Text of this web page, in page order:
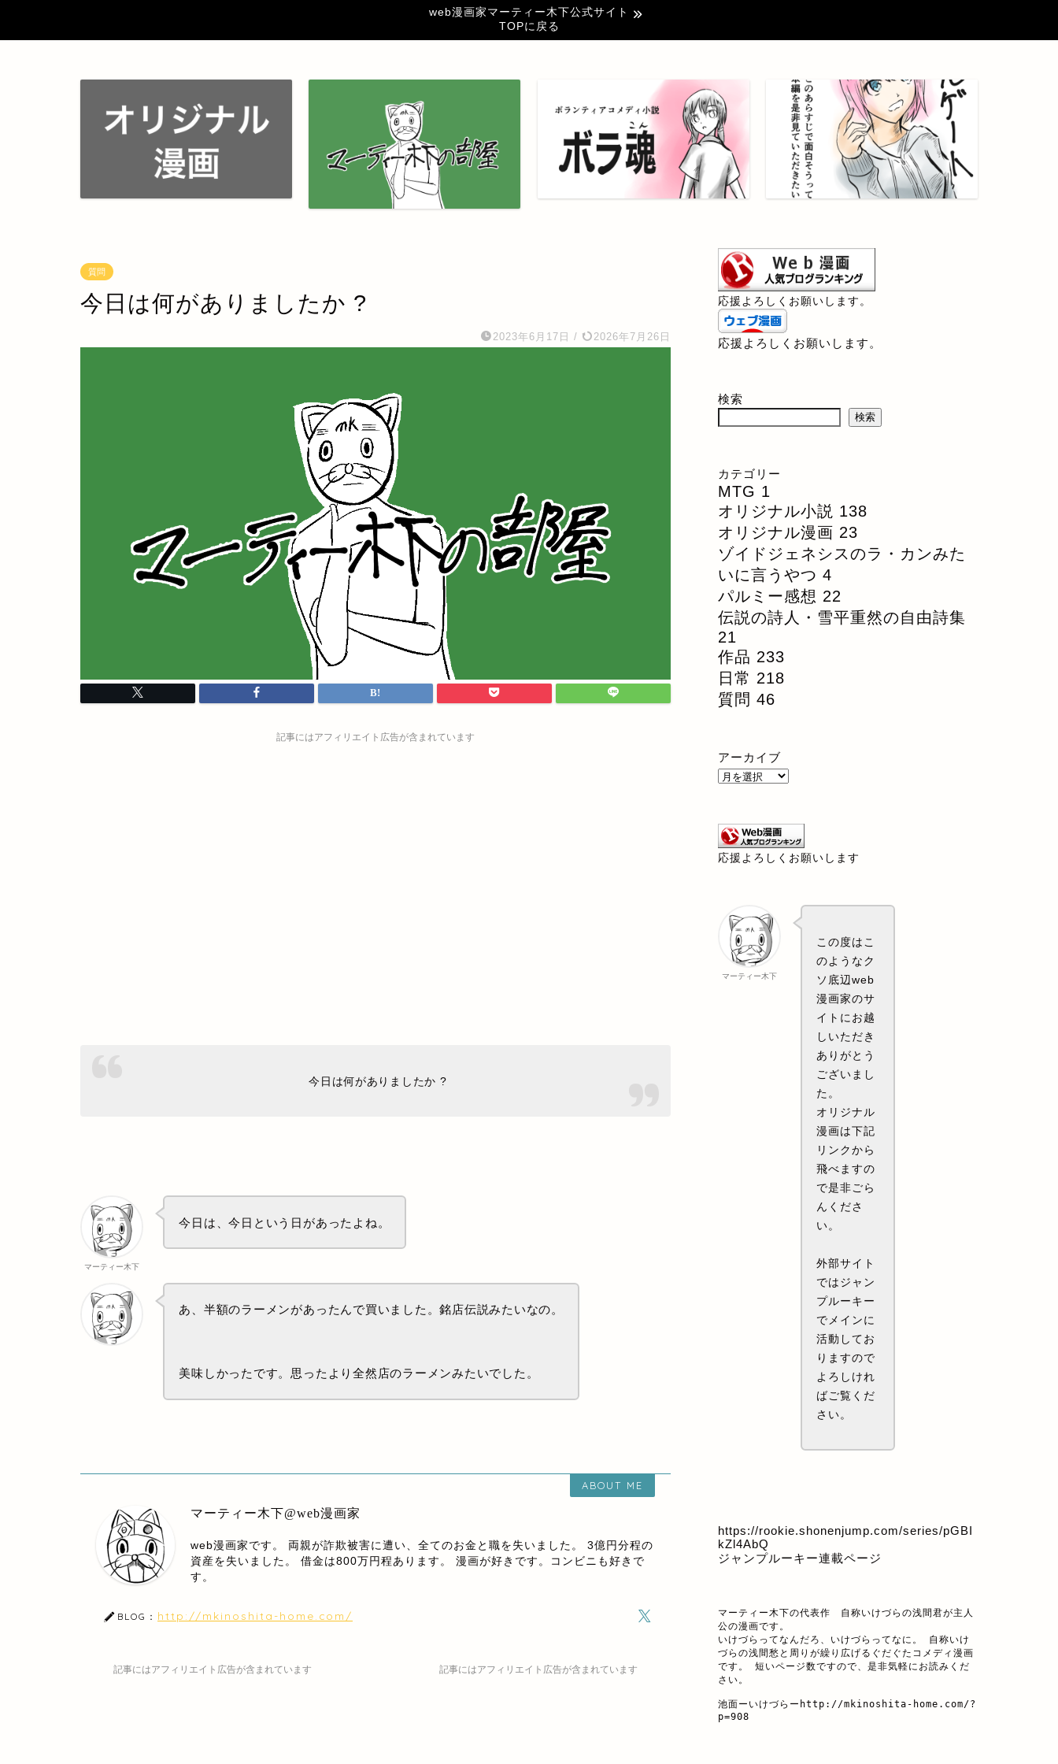
web漫画家マーティー木下公式サイト
TOPに戻る
質問
今日は何がありましたか ?
2023年6月17日 / 2026年7月26日
記事にはアフィリエイト広告が含まれています
今日は何がありましたか ?
マーティー木下
今日は、今日という日があったよね。
あ、半額のラーメンがあったんで買いました。銘店伝説みたいなの。
美味しかったです。思ったより全然店のラーメンみたいでした。
ABOUT ME
マーティー木下@web漫画家
web漫画家です。 両親が詐欺被害に遭い、全てのお金と職を失いました。 3億円分程の
資産を失いました。 借金は800万円程あります。 漫画が好きです。コンビニも好きで
す。
BLOG： http://mkinoshita-home.com/
記事にはアフィリエイト広告が含まれています 記事にはアフィリエイト広告が含まれています
応援よろしくお願いします。
応援よろしくお願いします。
検索
検索
カテゴリー
MTG 1
オリジナル小説 138
オリジナル漫画 23
ゾイドジェネシスのラ・カンみた
いに言うやつ 4
パルミー感想 22
伝説の詩人・雪平重然の自由詩集
21
作品 233
日常 218
質問 46
アーカイブ
応援よろしくお願いします
マーティー木下
この度はこ
のようなク
ソ底辺web
漫画家のサ
イトにお越
しいただき
ありがとう
ございまし
た。
オリジナル
漫画は下記
リンクから
飛べますの
で是非ごら
んくださ
い。
外部サイト
ではジャン
プルーキー
でメインに
活動してお
りますので
よろしけれ
ばご覧くだ
さい。
https://rookie.shonenjump.com/series/pGBI
kZl4AbQ
ジャンプルーキー連載ページ
マーティー木下の代表作　自称いけづらの浅間君が主人
公の漫画です。
いけづらってなんだろ、いけづらってなに。 自称いけ
づらの浅間愁と周りが繰り広げるぐだぐたコメディ漫画
です。 短いページ数ですので、是非気軽にお読みくだ
さい。
池面ーいけづらー http://mkinoshita-home.com/?
p=908